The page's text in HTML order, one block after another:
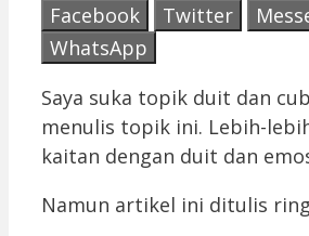
Facebook
Twitter
WhatsApp
Saya suka topik duit dan
menulis topik ini. Lebih-
kaitan dengan duit dan
Namun artikel ini ditulis